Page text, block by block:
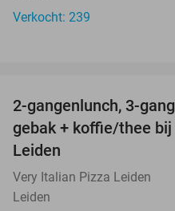
Verkocht: 239
2-gangenlunch, 3-
gebak + koffie/thee
Leiden
Very Italian Pizza Leiden
Leiden